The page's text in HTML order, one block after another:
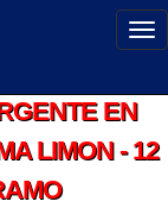
EN
LIMON - 12